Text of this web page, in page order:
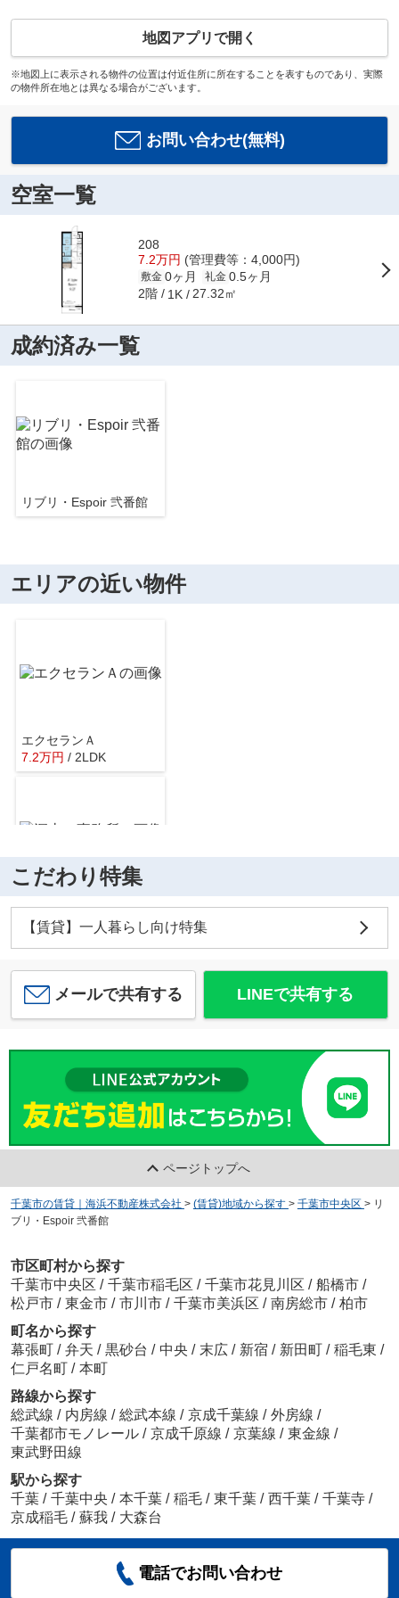
地図アプリで開く
※地図上に表示される物件の位置は付近住所に所在することを表すものであり、実際
の物件所在地とは異なる場合がございます。
お問い合わせ(無料)
空室一覧
208
7.2万円 (管理費等：4,000円)
敷金 0ヶ月 礼金 0.5ヶ月
2階 1K 27.32㎡
成約済み一覧
リブリ・Espoir 弐番館
エリアの近い物件
エクセランＡ
7.2万円 / 2LDK
深山 事務所
カメリヤハイツ
/ 1K
ヴィクトリアンコート千葉
7.5
円 / 1DK
こだわり特集
【賃貸】一人暮らし向け特集
メールで共有する LINEで共有する
ページトップへ
千葉市の賃貸｜海浜不動産株式会社 > (賃貸)地域から探す > 千葉市中央区 > リ
ブリ・Espoir 弐番館
市区町村から探す
千葉市中央区 / 千葉市稲毛区 / 千葉市花見川区 / 船橋市 /
松戸市 / 東金市 / 市川市 / 千葉市美浜区 / 南房総市 / 柏市
町名から探す
幕張町 / 弁天 / 黒砂台 / 中央 / 末広 / 新宿 / 新田町 / 稲毛東 /
仁戸名町 / 本町
路線から探す
総武線 / 内房線 / 総武本線 / 京成千葉線 / 外房線 /
千葉都市モノレール / 京成千原線 / 京葉線 / 東金線 /
東武野田線
駅から探す
千葉 / 千葉中央 / 本千葉 / 稲毛 / 東千葉 / 西千葉 / 千葉寺 /
京成稲毛 / 蘇我 / 大森台
電話でお問い合わせ